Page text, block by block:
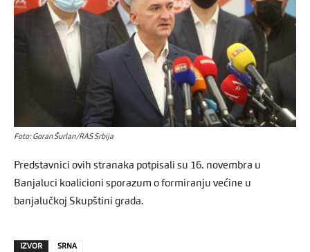
Foto: Goran Šurlan/RAS Srbija
Predstavnici ovih stranaka potpisali su 16. novembra u
Banjaluci koalicioni sporazum o formiranju većine u
banjalučkoj Skupštini grada.
IZVOR SRNA